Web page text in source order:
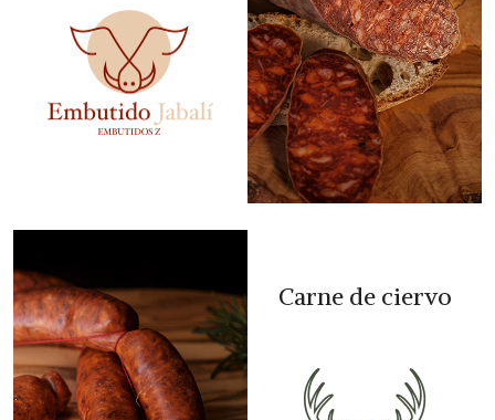
Carne de ciervo